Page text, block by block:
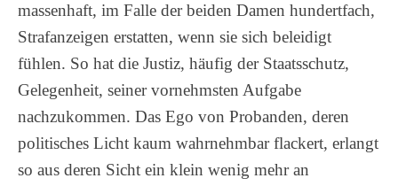
massenhaft, im Falle der beiden Damen hundertfach,
Strafanzeigen erstatten, wenn sie sich beleidigt
fühlen. So hat die Justiz, häufig der Staatsschutz,
Gelegenheit, seiner vornehmsten Aufgabe
nachzukommen. Das Ego von Probanden, deren
politisches Licht kaum wahrnehmbar flackert, erlangt
so aus deren Sicht ein klein wenig mehr an